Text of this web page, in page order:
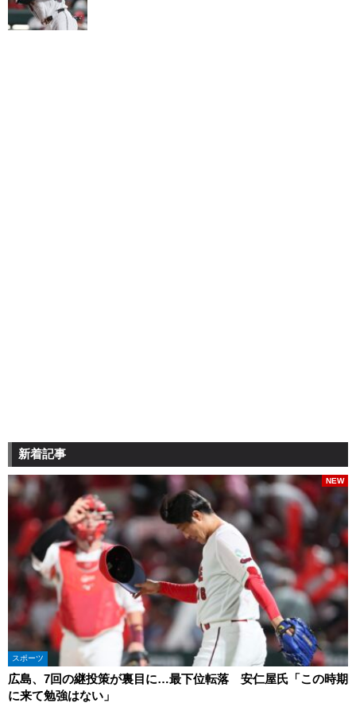
新着記事
スポーツ
広島、7回の継投策が裏目に…最下位転落 安仁屋氏「この時期
に来て勉強はない」
NEW